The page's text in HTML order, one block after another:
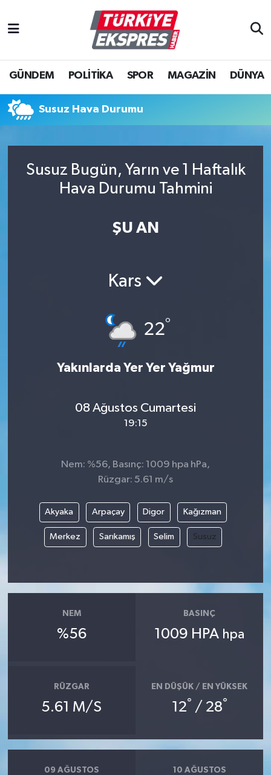
GÜNDEM POLİTİKA SPOR MAGAZİN DÜNYA
Susuz Hava Durumu
Susuz Bugün, Yarın ve 1 Haftalık
Hava Durumu Tahmini
ŞU AN
Kars
22°
Yakınlarda Yer Yer Yağmur
08 Ağustos Cumartesi
19:15
Nem: %56, Basınç: 1009 hpa hPa,
Rüzgar: 5.61 m/s
Akyaka Arpaçay Digor Kağızman
Merkez Sarıkamış Selim Susuz
NEM
%56
BASINÇ
1009 HPA hpa
RÜZGAR
5.61 M/S
EN DÜŞÜK / EN YÜKSEK
12° / 28°
09 AĞUSTOS 10 AĞUSTOS
İstanbul Nöbetçi Eczaneler
İstanbul Hava Durumu
İstanbul Namaz Vakitleri
Süper Lig Puan Durumu ve Fikstür
Son Dakika Haberleri